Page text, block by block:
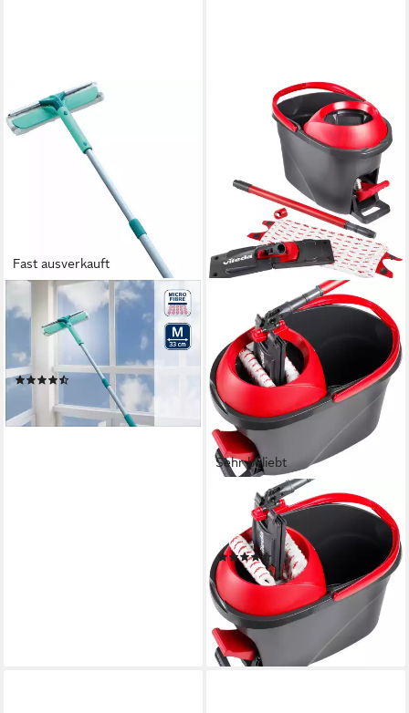
Fast ausverkauft
Fensterreiniger Classic
Window Cleaner Telescope
155, 3in1
lieferbar - in 4-5 Werktagen bei dir
Sehr beliebt
VILEDA
Bodenwischer-Set
ULTRAMAX 2in1 TURBO Box
(104)
46,99 € UVP83,99 €
-44%
lieferbar - in 2-3 Werktagen bei dir